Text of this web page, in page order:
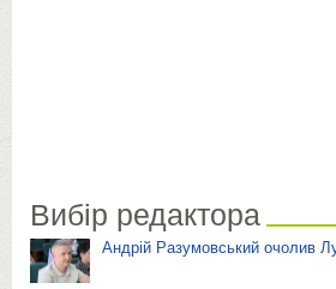
Вибір редактора
Андрій Разумовський очолив